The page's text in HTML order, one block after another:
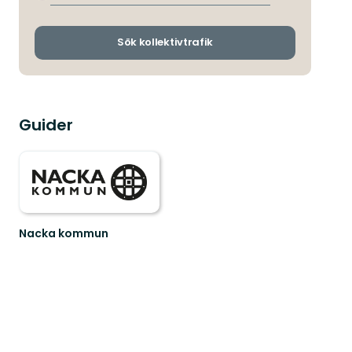
och
Sök kollektivtrafik
Guider
Nacka kommun